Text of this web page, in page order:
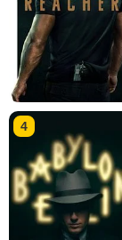
4